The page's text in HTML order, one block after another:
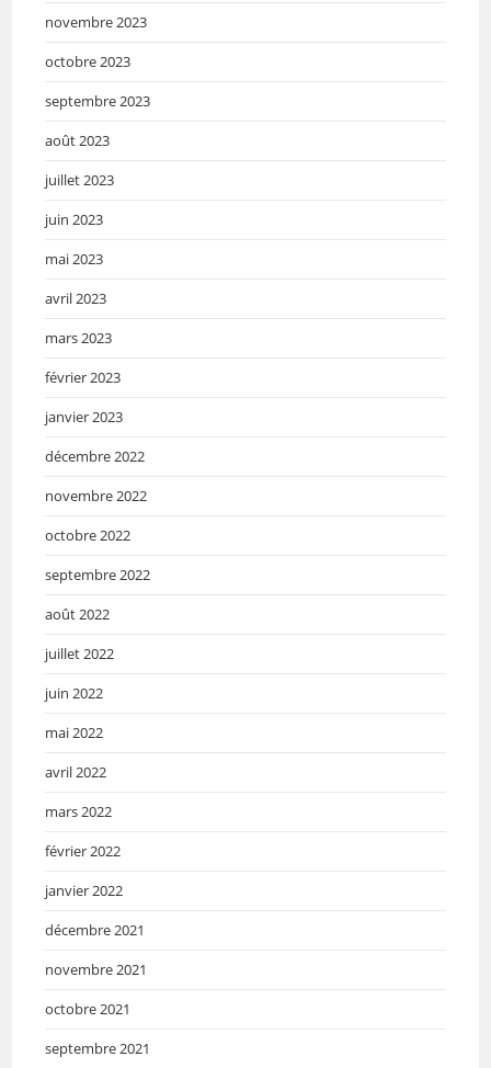
novembre 2023
octobre 2023
septembre 2023
août 2023
juillet 2023
juin 2023
mai 2023
avril 2023
mars 2023
février 2023
janvier 2023
décembre 2022
novembre 2022
octobre 2022
septembre 2022
août 2022
juillet 2022
juin 2022
mai 2022
avril 2022
mars 2022
février 2022
janvier 2022
décembre 2021
novembre 2021
octobre 2021
septembre 2021